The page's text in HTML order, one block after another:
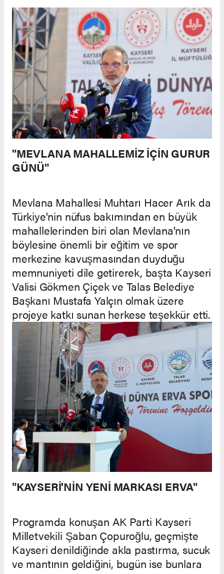
"MEVLANA MAHALLEMİZ İÇİN GURUR
GÜNÜ"
Mevlana Mahallesi Muhtarı Hacer Arık da
Türkiye'nin nüfus bakımından en büyük
mahallelerinden biri olan Mevlana'nın
böylesine önemli bir eğitim ve spor
merkezine kavuşmasından duyduğu
memnuniyeti dile getirerek, başta Kayseri
Valisi Gökmen Çiçek ve Talas Belediye
Başkanı Mustafa Yalçın olmak üzere
projeye katkı sunan herkese teşekkür etti.
"KAYSERİ'NİN YENİ MARKASI ERVA"
Programda konuşan AK Parti Kayseri
Milletvekili Şaban Çopuroğlu, geçmişte
Kayseri denildiğinde akla pastırma, sucuk
ve mantının geldiğini, bugün ise bunlara